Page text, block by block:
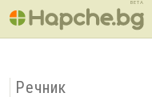
BETA
Речник